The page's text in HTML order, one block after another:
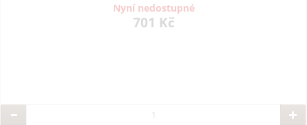
Nyní nedostupné
701 Kč